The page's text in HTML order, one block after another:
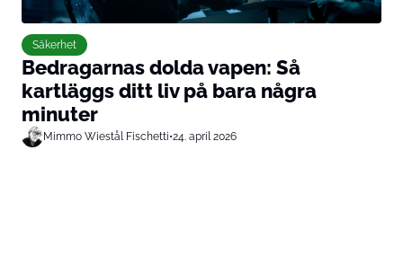
Säkerhet
Bedragarnas dolda vapen: Så
kartläggs ditt liv på bara några
minuter
Mimmo Wiestål Fischetti•24. april 2026